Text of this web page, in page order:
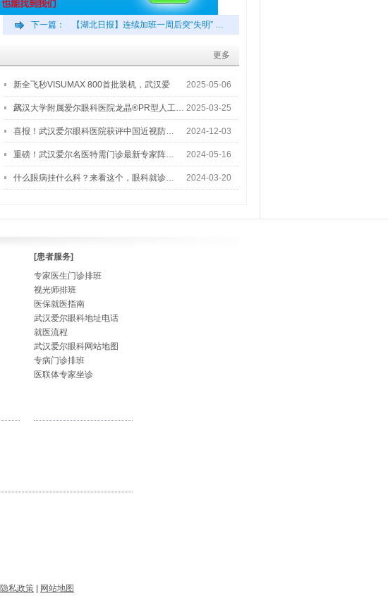
下一篇： 【湖北日报】连续加班一周后突“失明” …
更多
新全飞秒VISUMAX 800首批装机，武汉爱
尔…
2025-05-06
武汉大学附属爱尔眼科医院龙晶®PR型人工… 2025-03-25
喜报！武汉爱尔眼科医院获评中国近视防… 2024-12-03
重磅！武汉爱尔名医特需门诊最新专家阵… 2024-05-16
什么眼病挂什么科？来看这个，眼科就诊… 2024-03-20
[患者服务]
专家医生门诊排班
视光师排班
医保就医指南
武汉爱尔眼科地址电话
就医流程
武汉爱尔眼科网站地图
专病门诊排班
医联体专家坐诊
隐私政策
网站地图